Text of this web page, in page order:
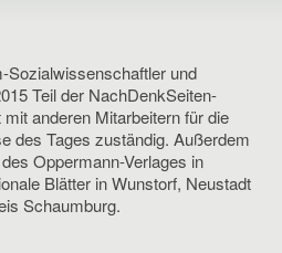
Sozialwissenschaftler und
Teil der NachDenkSeiten-
anderen Mitarbeitern für die
des Tages zuständig. Außerdem
Oppermann-Verlages in
Blätter in Wunstorf, Neustadt
Schaumburg.